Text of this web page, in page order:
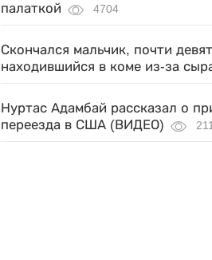
палаткой
4704
Скончался мальчик, почти
находившийся в коме из-за
Нуртас Адамбай рассказал о
переезда в США (ВИДЕО)